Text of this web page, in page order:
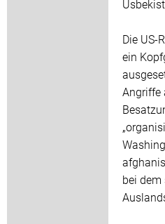
Die US-
ein
Angriffe
bei